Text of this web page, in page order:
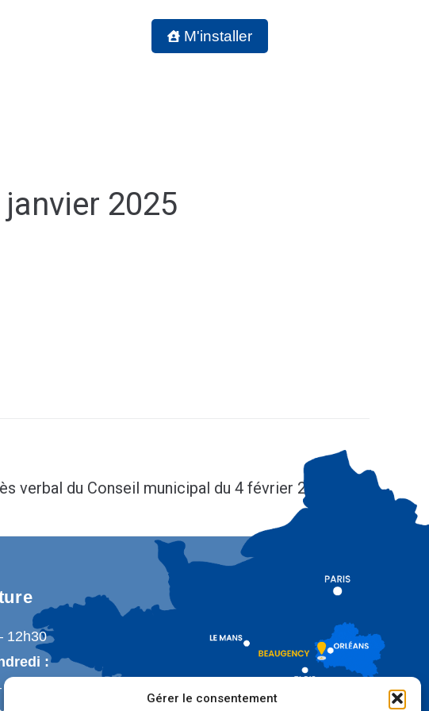
Gérer le consentement
M'installer
2025
SUIV
verbal du Conseil municipal du 4 février 2025
12h30
: